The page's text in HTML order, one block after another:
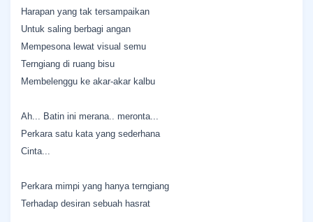
Harapan yang tak tersampaikan
Untuk saling berbagi angan
Mempesona lewat visual semu
Terngiang di ruang bisu
Membelenggu ke akar-akar kalbu
Ah... Batin ini merana.. meronta...
Perkara satu kata yang sederhana
Cinta...
Perkara mimpi yang hanya terngiang
Terhadap desiran sebuah hasrat